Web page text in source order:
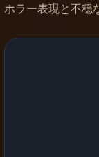
ホラー表現と不穏